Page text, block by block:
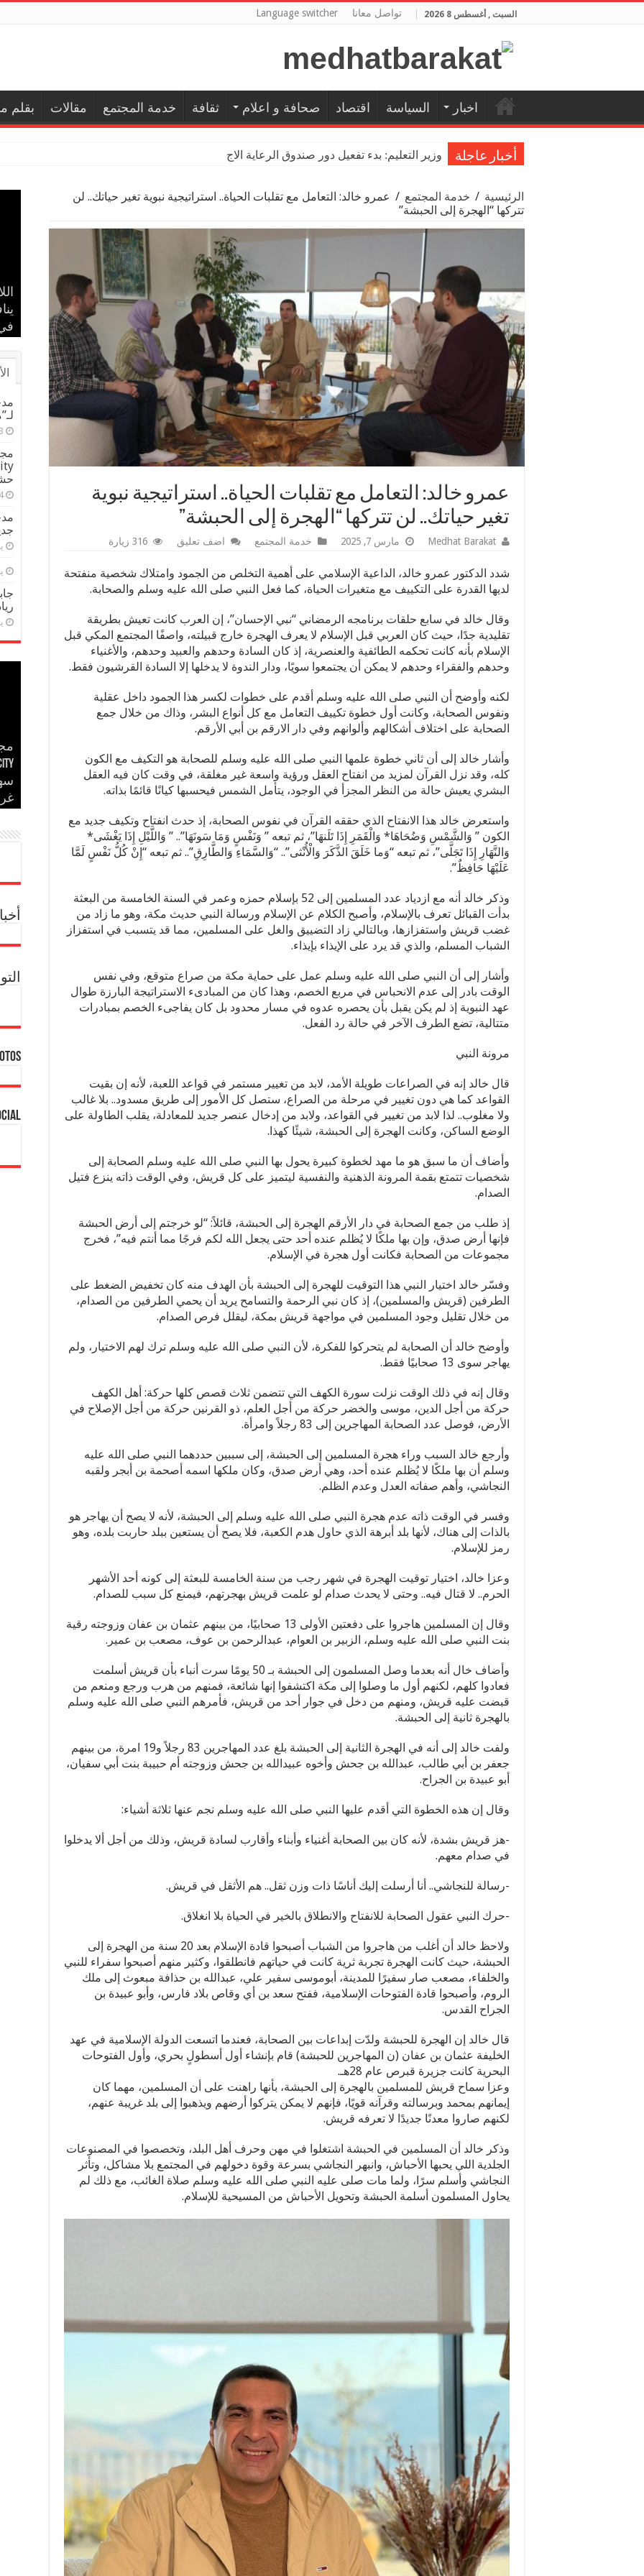
السبت , أغسطس 8 2026 تواصل معانا Language switcher
اخبار السياسة اقتصاد صحافة و اعلام ثقافة خدمة المجتمع مقالات بقلم
أخبار عاجلة وزير التعليم: بدء تفعيل دور صندوق الرعاية الاجتماعية للمعلمين بالمهن التعليمية و
الرئيسية / خدمة المجتمع / عمرو خالد: التعامل مع تقلبات الحياة.. استراتيجية نبوية تغير حياتك.. لن
تتركها “الهجرة إلى الحبشة”
عمرو خالد: التعامل مع تقلبات الحياة.. استراتيجية نبوية
تغير حياتك.. لن تتركها “الهجرة إلى الحبشة”
Medhat Barakat مارس 7, 2025 خدمة المجتمع اضف تعليق 316 زيارة
شدد الدكتور عمرو خالد، الداعية الإسلامي على أهمية التخلص من الجمود وامتلاك شخصية منفتحة
لديها القدرة على التكييف مع متغيرات الحياة، كما فعل النبي صلى الله عليه وسلم والصحابة.
وقال خالد في سابع حلقات برنامجه الرمضاني “نبي الإحسان”، إن العرب كانت تعيش بطريقة
تقليدية جدًا، حيث كان العربي قبل الإسلام لا يعرف الهجرة خارج قبيلته، واصفًا المجتمع المكي قبل
الإسلام بأنه كانت تحكمه الطائفية والعنصرية، إذ كان السادة وحدهم والعبيد وحدهم، والأغنياء
وحدهم والفقراء وحدهم لا يمكن أن يجتمعوا سويًا، ودار الندوة لا يدخلها إلا السادة القرشيون فقط.
لكنه وأوضح أن النبي صلى الله عليه وسلم أقدم على خطوات لكسر هذا الجمود داخل عقلية
ونفوس الصحابة، وكانت أول خطوة تكييف التعامل مع كل أنواع البشر، وذاك من خلال جمع
الصحابة على اختلاف أشكالهم وألوانهم وفي دار الارقم بن أبي الأرقم.
وأشار خالد إلى أن ثاني خطوة علمها النبي صلى الله عليه وسلم للصحابة هو التكيف مع الكون
كله، وقد نزل القرآن لمزيد من انفتاح العقل ورؤية واسعة غير مغلقة، في وقت كان فيه العقل
البشري يعيش حالة من النظر المجزأ في الوجود، يتأمل الشمس فيحسبها كيانًا قائمًا بذاته.
واستعرض خالد هذا الانفتاح الذي حققه القرآن في نفوس الصحابة، إذ حدث انفتاح وتكيف جديد مع
الكون ” وَالشَّمْسِ وَضُحَاهَا* وَالْقَمَرِ إِذَا تَلَنهَا”، ثم تبعه ” وَنَفْسٍ وَمَا سَونَهَا”.. ” وَاللَّيْلِ إِذَا يَغْشَى*
وَالنَّهَارِ إِذَا تَجَلَّى”، ثم تبعه “وَما خَلَقَ الذَّكَرَ وَالْأُنْثى”.. “وَالسَّمَاءِ وَالطَّارِقِ”.. ثم تبعه “إِنْ كُلُّ نَفْسٍ لَمَّا
عَلَيْهَا حَافِظٌ”.
وذكر خالد أنه مع ازدياد عدد المسلمين إلى 52 بإسلام حمزه وعمر في السنة الخامسة من البعثة
بدأت القبائل تعرف بالإسلام، وأصبح الكلام عن الإسلام ورسالة النبي حديث مكة، وهو ما زاد من
غضب قريش واستفزازها، وبالتالي زاد التضييق والغل على المسلمين، مما قد يتسبب في استفزاز
الشباب المسلم، والذي قد يرد على الإيذاء بإيذاء.
وأشار إلى أن النبي صلى الله عليه وسلم عمل على حماية مكة من صراع متوقع، وفي نفس
الوقت بادر إلى عدم الانحباس في مربع الخصم، وهذا كان من المبادىء الاستراتيجة البارزة طوال
عهد النبوية إذ لم يكن يقبل بأن يحصره عدوه في مسار محدود بل كان يفاجىء الخصم بمبادرات
متتالية، تضع الطرف الآخر في حالة رد الفعل.
مرونة النبي
قال خالد إنه في الصراعات طويلة الأمد، لابد من تغيير مستمر في قواعد اللعبة، لأنه إن بقيت
القواعد كما هي دون تغيير في مرحلة من الصراع، ستصل كل الأمور إلى طريق مسدود.. بلا غالب
ولا مغلوب.. لذا لابد من تغيير في القواعد، ولابد من إدخال عنصر جديد للمعادلة، يقلب الطاولة على
الوضع الساكن، وكانت الهجرة إلى الحبشة، شيئًا كهذا.
وأضاف أن ما سبق هو ما مهد لخطوة كبيرة يحول بها النبي صلى الله عليه وسلم الصحابة إلى
شخصيات تتمتع بقمة المرونة الذهنية والنفسية ليتميز على كل قريش، وفي الوقت ذاته ينزع فتيل
الصدام.
إذ طلب من جمع الصحابة في دار الأرقم الهجرة إلى الحبشة، قائلاً: “لو خرجتم إلى أرض الحبشة
فإنها أرض صدق، وإن بها ملكًا لا يُظلم عنده أحد حتى يجعل الله لكم فرجًا مما أنتم فيه”، فخرج
مجموعات من الصحابة فكانت أول هجرة في الإسلام.
وفسّر خالد اختيار النبي هذا التوقيت للهجرة إلى الحبشة بأن الهدف منه كان تخفيض الضغط على
الطرفين (قريش والمسلمين)، إذ كان نبي الرحمة والتسامح يريد أن يحمي الطرفين من الصدام،
من خلال تقليل وجود المسلمين في مواجهة قريش بمكة، ليقلل فرص الصدام.
وأوضح خالد أن الصحابة لم يتحركوا للفكرة، لأن النبي صلى الله عليه وسلم ترك لهم الاختيار، ولم
يهاجر سوى 13 صحابيًا فقط.
وقال إنه في ذلك الوقت نزلت سورة الكهف التي تتضمن ثلاث قصص كلها حركة: أهل الكهف
حركة من أجل الدين، موسى والخضر حركة من أجل العلم، ذو القرنين حركة من أجل الإصلاح في
الأرض، فوصل عدد الصحابة المهاجرين إلى 83 رجلاً وامرأة.
وأرجع خالد السبب وراء هجرة المسلمين إلى الحبشة، إلى سببين حددهما النبي صلى الله عليه
وسلم أن بها ملكًا لا يُظلم عنده أحد، وهي أرض صدق، وكان ملكها اسمه أصحمة بن أبجر ولقبه
النجاشي، وأهم صفاته العدل وعدم الظلم.
وفسر في الوقت ذاته عدم هجرة النبي صلى الله عليه وسلم إلى الحبشة، لأنه لا يصح أن يهاجر هو
بالذات إلى هناك، لأنها بلد أبرهة الذي حاول هدم الكعبة، فلا يصح أن يستعين ببلد حاربت بلده، وهو
رمز للإسلام.
وعزا خالد، اختيار توقيت الهجرة في شهر رجب من سنة الخامسة للبعثة إلى كونه أحد الأشهر
الحرم.. لا قتال فيه.. وحتى لا يحدث صدام لو علمت قريش بهجرتهم، فيمنع كل سبب للصدام.
وقال إن المسلمين هاجروا على دفعتين الأولى 13 صحابيًا، من بينهم عثمان بن عفان وزوجته رقية
بنت النبي صلى الله عليه وسلم، الزبير بن العوام، عبدالرحمن بن عوف، مصعب بن عمير.
وأضاف خال أنه بعدما وصل المسلمون إلى الحبشة بـ 50 يومًا سرت أنباء بأن قريش أسلمت
فعادوا كلهم، لكنهم أول ما وصلوا إلى مكة اكتشفوا إنها شائعة، فمنهم من هرب ورجع ومنعم من
قبضت عليه قريش، ومنهم من دخل في جوار أحد من قريش، فأمرهم النبي صلى الله عليه وسلم
بالهجرة ثانية إلى الحبشة.
ولفت خالد إلى أنه في الهجرة الثانية إلى الحبشة بلغ عدد المهاجرين 83 رجلاً و19 امرة، من بينهم
جعفر بن أبي طالب، عبدالله بن جحش وأخوه عبيدالله بن جحش وزوجته أم حبيبة بنت أبي سفيان،
أبو عبيدة بن الجراح.
وقال إن هذه الخطوة التي أقدم عليها النبي صلى الله عليه وسلم نجم عنها ثلاثة أشياء:
-هز قريش بشدة، لأنه كان بين الصحابة أغنياء وأبناء وأقارب لسادة قريش، وذلك من أجل ألا يدخلوا
في صدام معهم.
-رسالة للنجاشي.. أنا أرسلت إليك أناسًا ذات وزن ثقل.. هم الأثقل في قريش.
-حرك النبي عقول الصحابة للانفتاح والانطلاق بالخير في الحياة بلا انغلاق.
ولاحظ خالد أن أغلب من هاجروا من الشباب أصبحوا قادة الإسلام بعد 20 سنة من الهجرة إلى
الحبشة، حيث كانت الهجرة تجربة ثرية كانت في حياتهم فانطلقوا، وكثير منهم أصبحوا سفراء للنبي
والخلفاء، مصعب صار سفيرًا للمدينة، أبوموسى سفير علي، عبدالله بن حذافة مبعوث إلى ملك
الروم، وأصبحوا قادة الفتوحات الإسلامية، ففتح سعد بن أي وقاص بلاد فارس، وأبو عبيدة بن
الجراح القدس.
قال خالد إن الهجرة للحبشة ولدّت إبداعات بين الصحابة، فعندما اتسعت الدولة الإسلامية في عهد
الخليفة عثمان بن عفان (ن المهاجرين للحبشة) قام بإنشاء أول أسطولٍ بحري، وأول الفتوحات
البحرية كانت جزيرة قبرص عام 28هـ.
وعزا سماح قريش للمسلمين بالهجرة إلى الحبشة، بأنها راهنت على أن المسلمين، مهما كان
إيمانهم بمحمد وبرسالته وقرآنه قويًا، فإنهم لا يمكن يتركوا أرضهم ويذهبوا إلى بلد غريبة عنهم،
لكنهم صاروا معدنًا جديدًا لا تعرفه قريش.
وذكر خالد أن المسلمين في الحبشة اشتغلوا في مهن وحرف أهل البلد، وتخصصوا في المصنوعات
الجلدية اللي يحبها الأحباش، وانبهر النجاشي بسرعة وقوة دخولهم في المجتمع بلا مشاكل، وتأثر
النجاشي وأسلم سرًا، ولما مات صلى عليه النبي صلى الله عليه وسلم صلاة الغائب، مع ذلك لم
يحاول المسلمون أسلمة الحبشة وتحويل الأحباش من المسيحية للإسلام.
حشيش